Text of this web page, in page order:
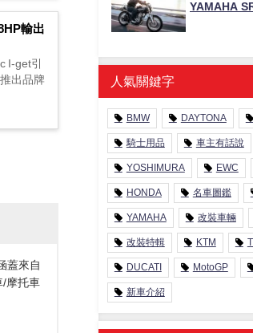
輸出
I-get引
出品牌
蓋來自
/摩托車
YAMAHA
Tracker風
人氣關鍵字
BMW DAYTONA
騎士用品 車主有話說
YOSHIMURA EWC
HONDA 名車圖鑑
YAMAHA 改裝車輛
改裝特輯 KTM
DUCATI MotoGP
新車介紹